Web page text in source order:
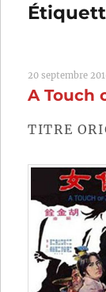
20 septembre
A Touch
TITRE